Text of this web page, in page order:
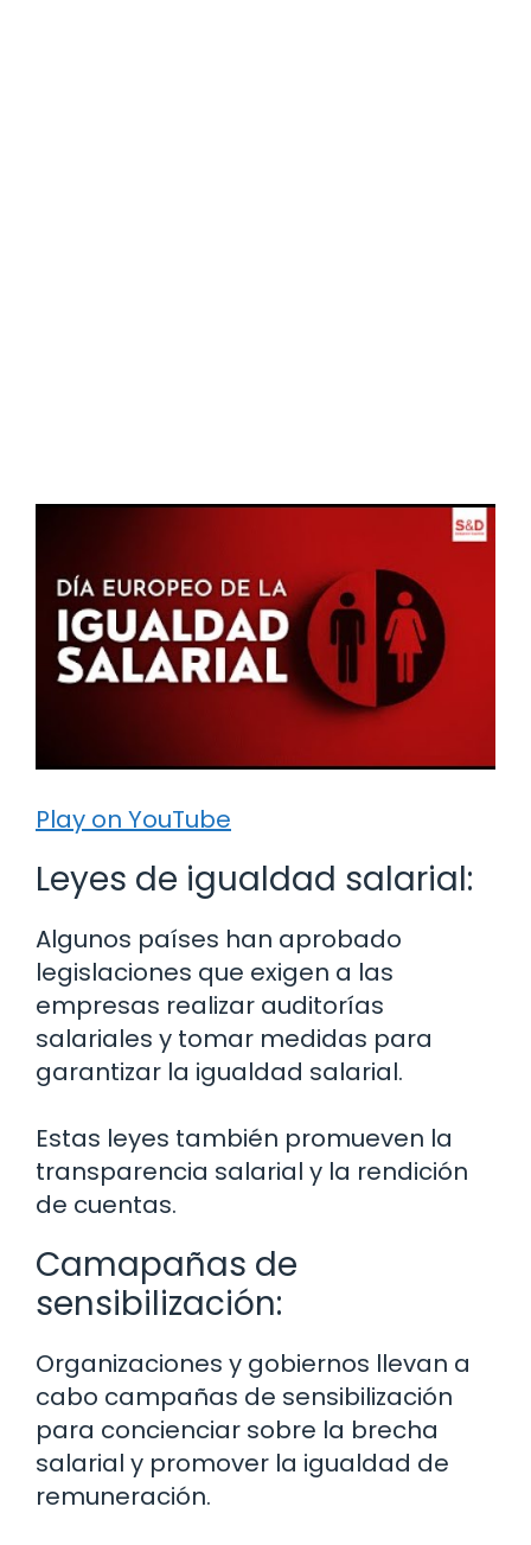
Play on YouTube
Leyes de igualdad salarial:
Algunos países han aprobado
legislaciones que exigen a las
empresas realizar auditorías
salariales y tomar medidas para
garantizar la igualdad salarial.
Estas leyes también promueven la
transparencia salarial y la rendición
de cuentas.
Camapañas de
sensibilización:
Organizaciones y gobiernos llevan a
cabo campañas de sensibilización
para concienciar sobre la brecha
salarial y promover la igualdad de
remuneración.